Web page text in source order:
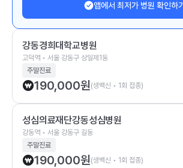
앱에서 최저가 병원 확인하기
강동경희대학교병원
고덕역 • 서울 강동구 상일제1동
주말진료
190,000원(생백신 • 1회 접종)
성심의료재단강동성심병원
강동역 • 서울 강동구 길동
주말진료
190,000원(생백신 • 1회 접종)